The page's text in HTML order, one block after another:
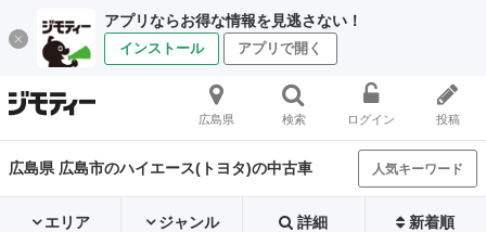
アプリならお得な情報を見逃さない！
インストール アプリで開く
広島県 検索 ログイン 投稿
広島県 広島市のハイエース(トヨタ)の中古車 人気キーワード
エリア ジャンル 詳細 新着順